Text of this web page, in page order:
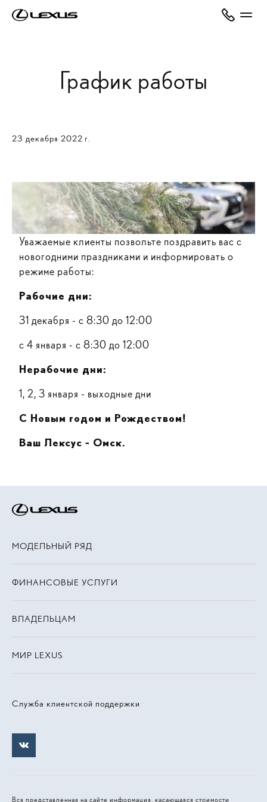
График работы
23 декабря 2022 г.
Уважаемые клиенты позвольте поздравить вас с
новогодними праздниками и информировать о
режиме работы:
Рабочие дни:
31 декабря - с 8:30 до 12:00
с 4 января - с 8:30 до 12:00
Нерабочие дни:
1, 2, 3 января - выходные дни
С Новым годом и Рождеством!
Ваш Лексус - Омск.
Служба клиентской поддержки
МОДЕЛЬНЫЙ РЯД
ФИНАНСОВЫЕ УСЛУГИ
ВЛАДЕЛЬЦАМ
МИР LEXUS
Вся представленная на сайте информация, касающаяся стоимости